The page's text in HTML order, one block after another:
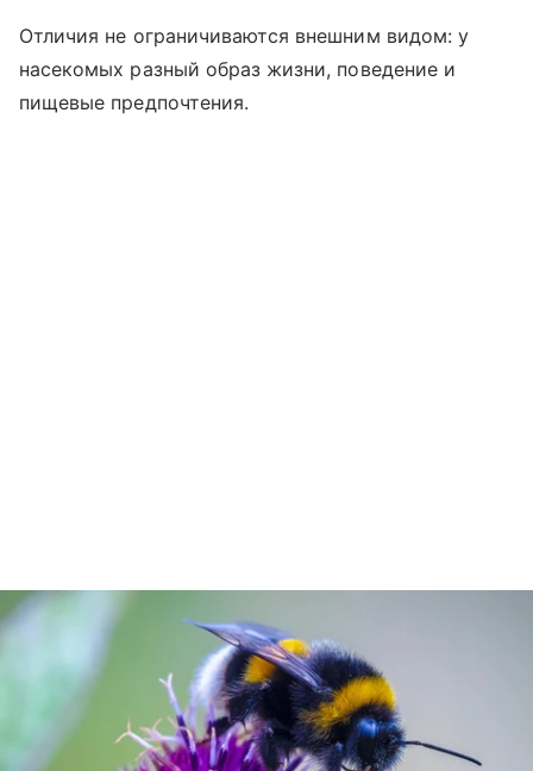
Отличия не ограничиваются внешним видом: у
насекомых разный образ жизни, поведение и
пищевые предпочтения.